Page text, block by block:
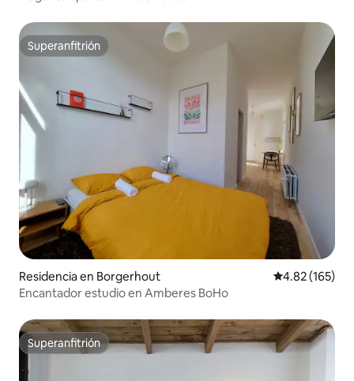
Superanfitrión
Superanfitrión
Residencia en Borgerhout Calificación
4.82 (165)
Encantador estudio en Amberes BoHo
Superanfitrión
Superanfitrión